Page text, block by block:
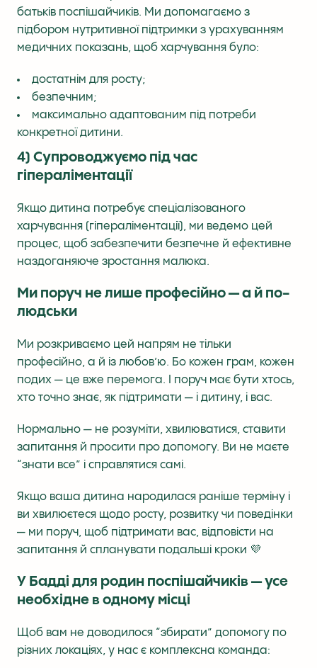
батьків поспішайчиків. Ми допомагаємо з
підбором нутритивної підтримки з урахуванням
медичних показань, щоб харчування було:
достатнім для росту;
безпечним;
максимально адаптованим під потреби
конкретної дитини.
4) Супроводжуємо під час
гіпераліментації
Якщо дитина потребує спеціалізованого
харчування (гіпераліментації), ми ведемо цей
процес, щоб забезпечити безпечне й ефективне
наздоганяюче зростання малюка.
Ми поруч не лише професійно — а й по-
людськи
Ми розкриваємо цей напрям не тільки
професійно, а й із любов’ю. Бо кожен грам, кожен
подих — це вже перемога. І поруч має бути хтось,
хто точно знає, як підтримати — і дитину, і вас.
Нормально — не розуміти, хвилюватися, ставити
запитання й просити про допомогу. Ви не маєте
“знати все” і справлятися самі.
Якщо ваша дитина народилася раніше терміну і
ви хвилюєтеся щодо росту, розвитку чи поведінки
— ми поруч, щоб підтримати вас, відповісти на
запитання й спланувати подальші кроки 💜
У Бадді для родин поспішайчиків — усе
необхідне в одному місці
Щоб вам не доводилося “збирати” допомогу по
різних локаціях, у нас є комплексна команда: